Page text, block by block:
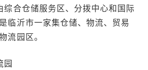
综合仓储服务区、分拨中心和国际
临沂市一家集仓储、物流、贸易
流园区。
园